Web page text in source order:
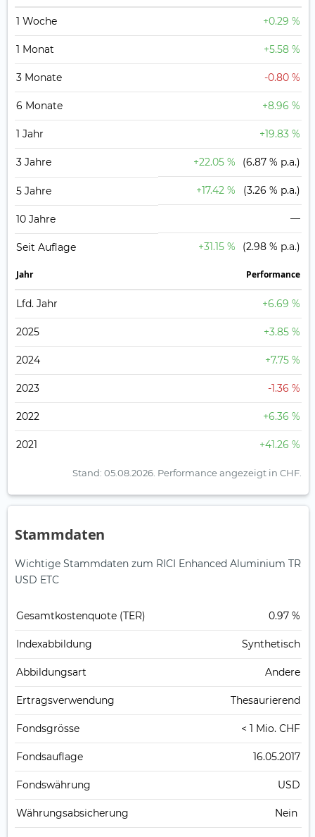
1 Woche +0.29 %
1 Monat +5.58 %
3 Monate -0.80 %
6 Monate +8.96 %
1 Jahr +19.83 %
3 Jahre +22.05 % (6.87 % p.a.)
5 Jahre +17.42 % (3.26 % p.a.)
10 Jahre —
Seit Auflage +31.15 % (2.98 % p.a.)
Jahr Perfor­mance
Lfd. Jahr +6.69 %
2025 +3.85 %
2024 +7.75 %
2023 -1.36 %
2022 +6.36 %
2021 +41.26 %
Stand: 05.08.2026. Performance angezeigt in CHF.
Stammdaten
Wichtige Stammdaten zum RICI Enhanced Aluminium TR
USD ETC
Gesamt­kosten­quote (TER) 0.97 %
Index­abbildung Synthetisch
Abbildungs­art Andere
Ertrags­verwendung Thesaurierend
Fonds­grösse < 1 Mio. CHF
Fonds­auflage 16.05.2017
Fonds­währung USD
Währungsabsicherung Nein